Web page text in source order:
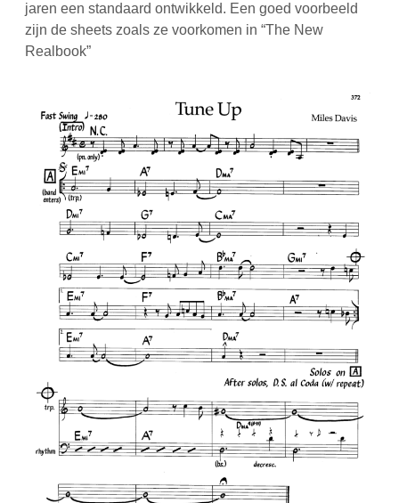
jaren een standaard ontwikkeld. Een goed voorbeeld
zijn de sheets zoals ze voorkomen in “The New
Realbook”